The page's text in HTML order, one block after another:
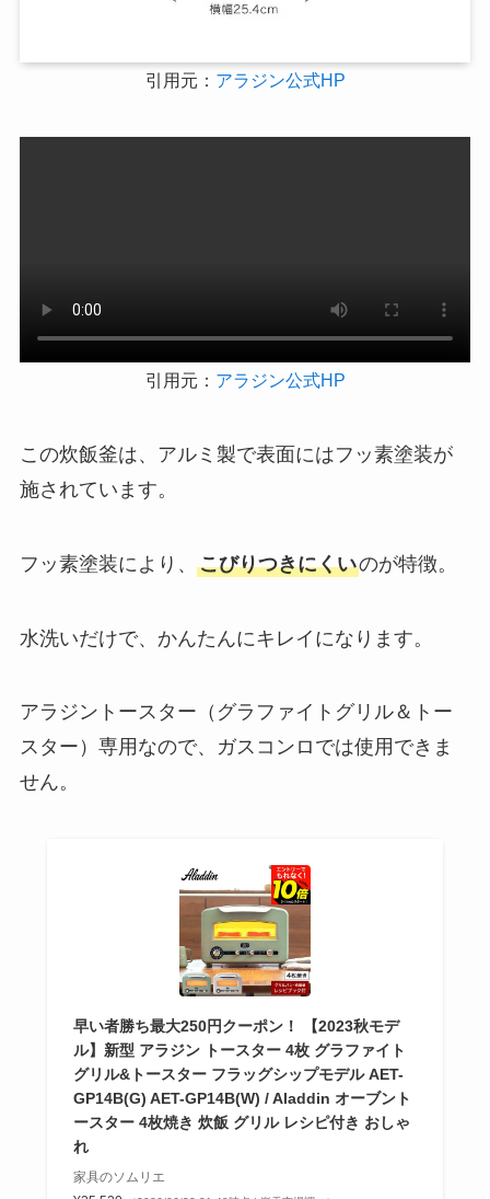
引用元： アラジン公式HP
引用元： アラジン公式HP
この炊飯釜は、アルミ製で表面にはフッ素塗装が
施されています。
フッ素塗装により、 こびりつきにくいのが特徴。
水洗いだけで、かんたんにキレイになります。
アラジントースター（グラファイトグリル＆トー
スター）専用なので、ガスコンロでは使用できま
せん。
早い者勝ち最大250円クーポン！ 【2023秋モデ
ル】新型 アラジン トースター 4枚 グラファイト
グリル&トースター フラッグシップモデル AET-
GP14B(G) AET-GP14B(W) / Aladdin オーブント
ースター 4枚焼き 炊飯 グリル レシピ付き おしゃ
れ
家具のソムリエ